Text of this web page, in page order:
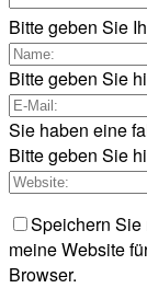
Bitte geben Sie
Bitte geben Sie
Sie haben eine
Bitte geben Sie
Speichern Sie
meine Website
Browser.